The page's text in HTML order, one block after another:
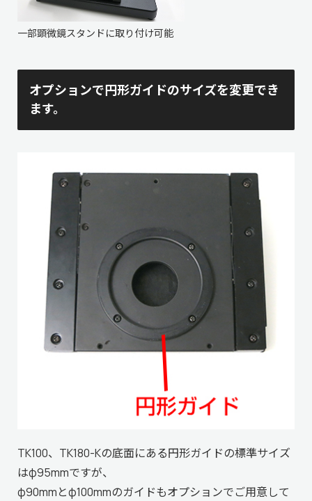
一部顕微鏡スタンドに取り付け可能
オプションで円形ガイドのサイズを変更でき
ます。
TK100、TK180-Kの底面にある円形ガイドの標準サイズ
はφ95mmですが、
φ90mmとφ100mmのガイドもオプションでご用意して